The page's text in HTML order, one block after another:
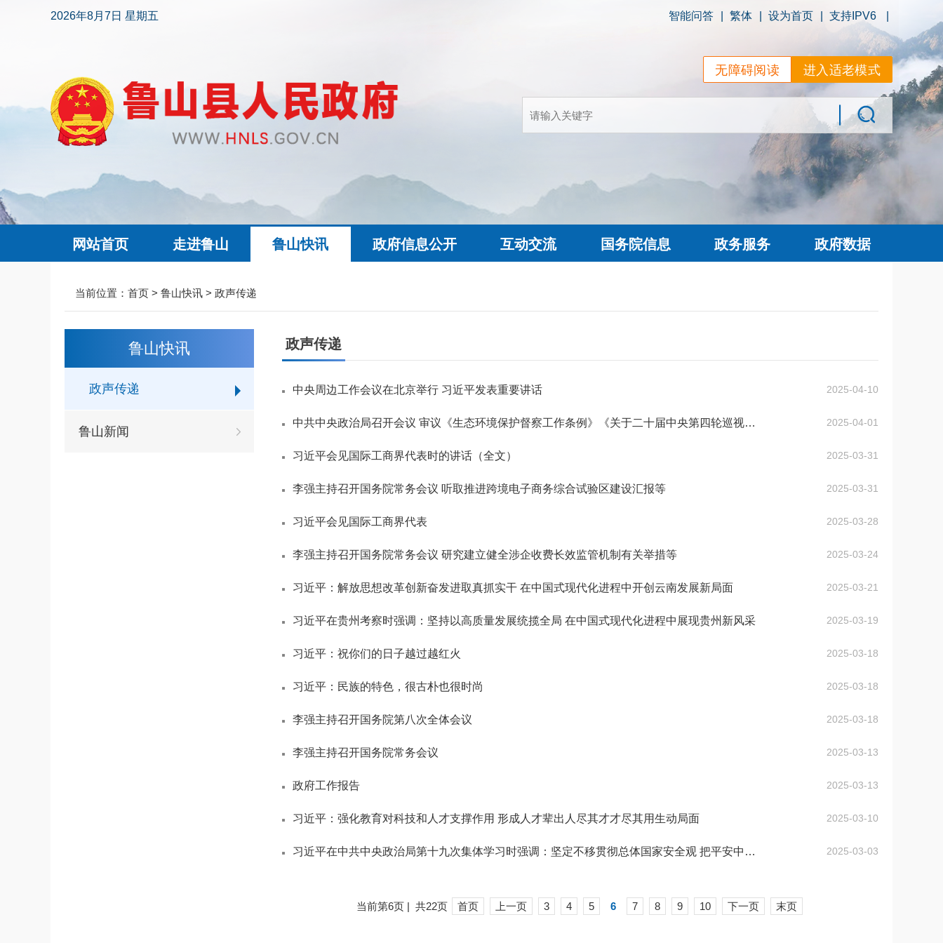
2026年8月7日 星期五 智能问答 繁体 设为首页 支持IPV6
进入适老模式
无障碍阅读
网站首页 走进鲁山 鲁山快讯 政府信息公开 互动交流 国务院信息 政务服务 政府数据
当前位置： 首页 > 鲁山快讯 > 政声传递
鲁山快讯
政声传递
鲁山新闻
政声传递
中央周边工作会议在北京举行 习近平发表重要讲话 2025-04-10
中共中央政治局召开会议 审议《生态环境保护督察工作条例》《关于二十届中央第四轮巡视情况的综... 2025-04-01
习近平会见国际工商界代表时的讲话（全文） 2025-03-31
李强主持召开国务院常务会议 听取推进跨境电子商务综合试验区建设汇报等 2025-03-31
习近平会见国际工商界代表 2025-03-28
李强主持召开国务院常务会议 研究建立健全涉企收费长效监管机制有关举措等 2025-03-24
习近平：解放思想改革创新奋发进取真抓实干 在中国式现代化进程中开创云南发展新局面 2025-03-21
习近平在贵州考察时强调：坚持以高质量发展统揽全局 在中国式现代化进程中展现贵州新风采 2025-03-19
习近平：祝你们的日子越过越红火 2025-03-18
习近平：民族的特色，很古朴也很时尚 2025-03-18
李强主持召开国务院第八次全体会议 2025-03-18
李强主持召开国务院常务会议 2025-03-13
政府工作报告 2025-03-13
习近平：强化教育对科技和人才支撑作用 形成人才辈出人尽其才才尽其用生动局面 2025-03-10
习近平在中共中央政治局第十九次集体学习时强调：坚定不移贯彻总体国家安全观 把平安中国建设推... 2025-03-03
当前第6页 | 共22页 首页 上一页 3 4 5 6 7 8 9 10 下一页 末页